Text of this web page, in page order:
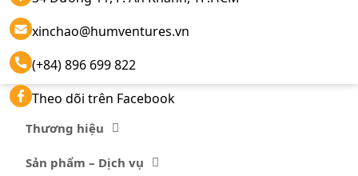
xinchao@humventures.vn
(+84) 896 699 822
Theo dõi trên Facebook
Thương hiệu
Sản phẩm – Dịch vụ